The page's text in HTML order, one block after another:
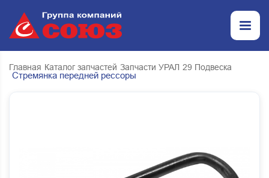
Главная Каталог запчастей Запчасти УРАЛ 29 Подвеска
Стремянка передней рессоры